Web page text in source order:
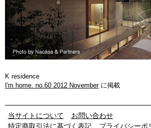
K residence
I'm home. no.60 2012 Novemberに掲載
当サイトについて
お問い合わせ
特定商取引法に基づく表記
プライバシーポ